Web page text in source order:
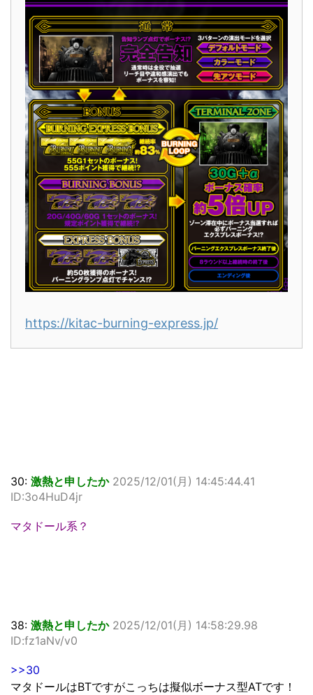
https://kitac-burning-express.jp/
30: 激熱と申したか 2025/12/01(月) 14:45:44.41
ID:3o4HuD4jr
マタドール系？
38: 激熱と申したか 2025/12/01(月) 14:58:29.98
ID:fz1aNv/v0
>>30
マタドールはBTですがこっちは擬似ボーナス型ATです！